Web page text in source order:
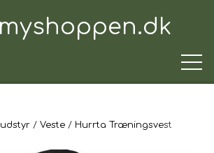
Veste Hurrta Træningsvest